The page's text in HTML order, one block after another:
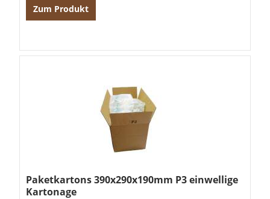
Zum Produkt
Paketkartons 390x290x190mm P3 einwellige
Kartonage